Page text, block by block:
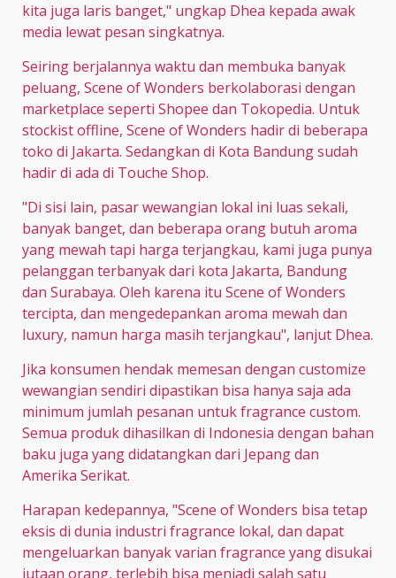
kita juga laris banget," ungkap Dhea kepada awak
media lewat pesan singkatnya.
Seiring berjalannya waktu dan membuka banyak
peluang, Scene of Wonders berkolaborasi dengan
marketplace seperti Shopee dan Tokopedia. Untuk
stockist offline, Scene of Wonders hadir di beberapa
toko di Jakarta. Sedangkan di Kota Bandung sudah
hadir di ada di Touche Shop.
"Di sisi lain, pasar wewangian lokal ini luas sekali,
banyak banget, dan beberapa orang butuh aroma
yang mewah tapi harga terjangkau, kami juga punya
pelanggan terbanyak dari kota Jakarta, Bandung
dan Surabaya. Oleh karena itu Scene of Wonders
tercipta, dan mengedepankan aroma mewah dan
luxury, namun harga masih terjangkau", lanjut Dhea.
Jika konsumen hendak memesan dengan customize
wewangian sendiri dipastikan bisa hanya saja ada
minimum jumlah pesanan untuk fragrance custom.
Semua produk dihasilkan di Indonesia dengan bahan
baku juga yang didatangkan dari Jepang dan
Amerika Serikat.
Harapan kedepannya, "Scene of Wonders bisa tetap
eksis di dunia industri fragrance lokal, dan dapat
mengeluarkan banyak varian fragrance yang disukai
jutaan orang, terlebih bisa menjadi salah satu